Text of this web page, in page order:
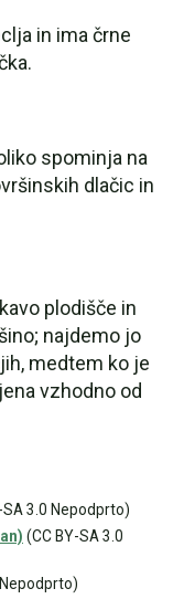
in ima črne
spominja na
dlačic in
plodišče in
najdemo jo
medtem ko je
vzhodno od
SA 3.0 Nepodprto)
(CC BY-SA 3.0